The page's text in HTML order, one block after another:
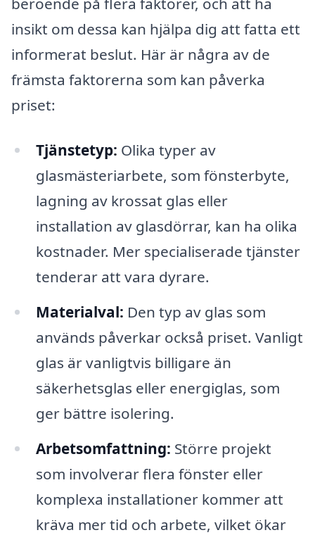
insikt om dessa kan hjälpa dig att fatta ett
informerat beslut. Här är några av de
främsta faktorerna som kan påverka
priset:
Tjänstetyp: Olika typer av
glasmästeriarbete, som fönsterbyte,
lagning av krossat glas eller
installation av glasdörrar, kan ha olika
kostnader. Mer specialiserade tjänster
tenderar att vara dyrare.
Materialval: Den typ av glas som
används påverkar också priset. Vanligt
glas är vanligtvis billigare än
säkerhetsglas eller energiglas, som
ger bättre isolering.
Arbetsomfattning: Större projekt
som involverar flera fönster eller
komplexa installationer kommer att
kräva mer tid och arbete, vilket ökar